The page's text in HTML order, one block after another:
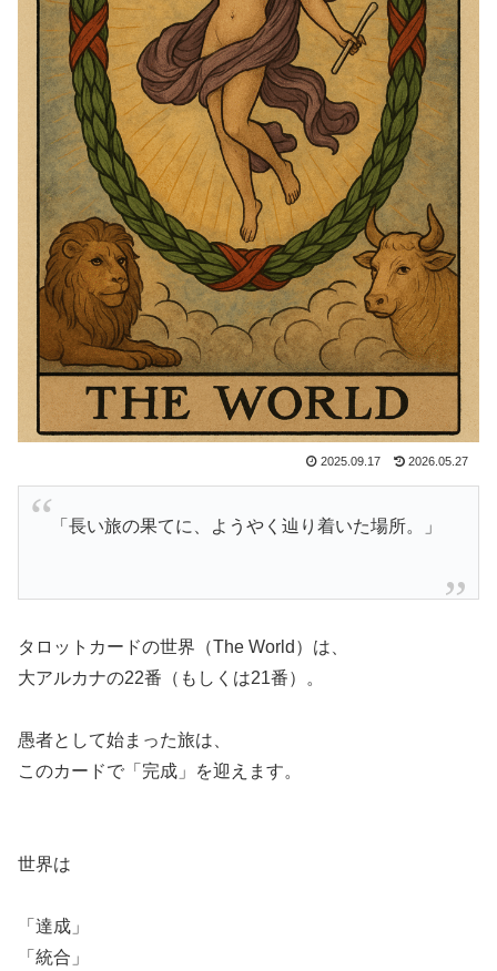
2025.09.17 2026.05.27
「長い旅の果てに、ようやく辿り着いた場所。」
タロットカードの世界（The World）は、
大アルカナの22番（もしくは21番）。
愚者として始まった旅は、
このカードで「完成」を迎えます。
世界は
「達成」
「統合」